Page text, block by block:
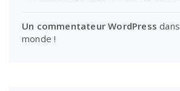
Un commentateur WordPress dans
monde !